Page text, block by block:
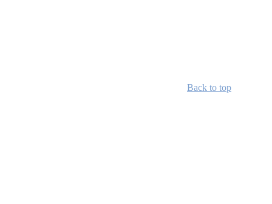
Back to top